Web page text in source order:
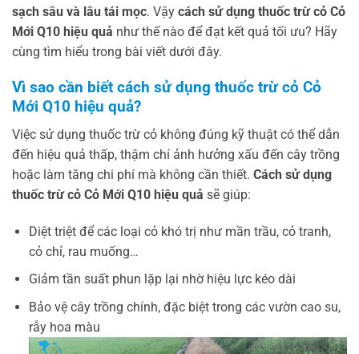
sạch sâu và lâu tái mọc. Vậy cách sử dụng thuốc trừ cỏ Cỏ
Mới Q10 hiệu quả như thế nào để đạt kết quả tối ưu? Hãy
cùng tìm hiểu trong bài viết dưới đây.
Vì sao cần biết cách sử dụng thuốc trừ cỏ Cỏ
Mới Q10 hiệu quả?
Việc sử dụng thuốc trừ cỏ không đúng kỹ thuật có thể dẫn
đến hiệu quả thấp, thậm chí ảnh hưởng xấu đến cây trồng
hoặc làm tăng chi phí mà không cần thiết. Cách sử dụng
thuốc trừ cỏ Cỏ Mới Q10 hiệu quả sẽ giúp:
Diệt triệt để các loại cỏ khó trị như mần trầu, cỏ tranh,
cỏ chỉ, rau muống…
Giảm tần suất phun lặp lại nhờ hiệu lực kéo dài
Bảo vệ cây trồng chính, đặc biệt trong các vườn cao su,
rẫy hoa màu